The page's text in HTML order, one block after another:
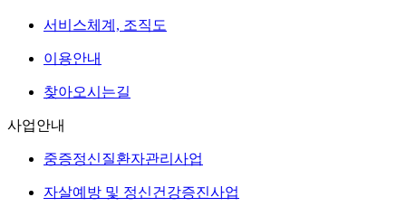
서비스체계, 조직도
이용안내
찾아오시는길
사업안내
중증정신질환자관리사업
자살예방 및 정신건강증진사업